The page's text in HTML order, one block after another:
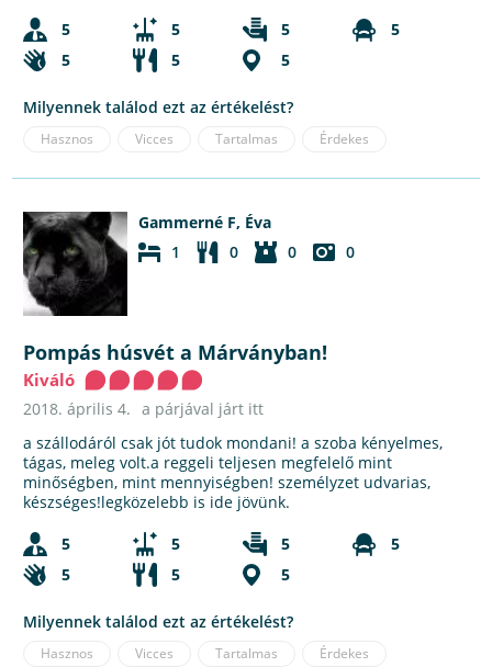
5
5 5
5
5
5 5
Milyennek találod ezt az értékelést?
Hasznos Vicces Tartalmas Érdekes
Gammerné F, Éva
1
0 0 0
Pompás húsvét a Márványban!
Kiváló
2018. április 4. a párjával járt itt
a szállodáról csak jót tudok mondani! a szoba kényelmes,
tágas, meleg volt.a reggeli teljesen megfelelő mint
minőségben, mint mennyiségben! személyzet udvarias,
készséges!legközelebb is ide jövünk.
5
5 5
5
5
5 5
Milyennek találod ezt az értékelést?
Hasznos Vicces Tartalmas Érdekes